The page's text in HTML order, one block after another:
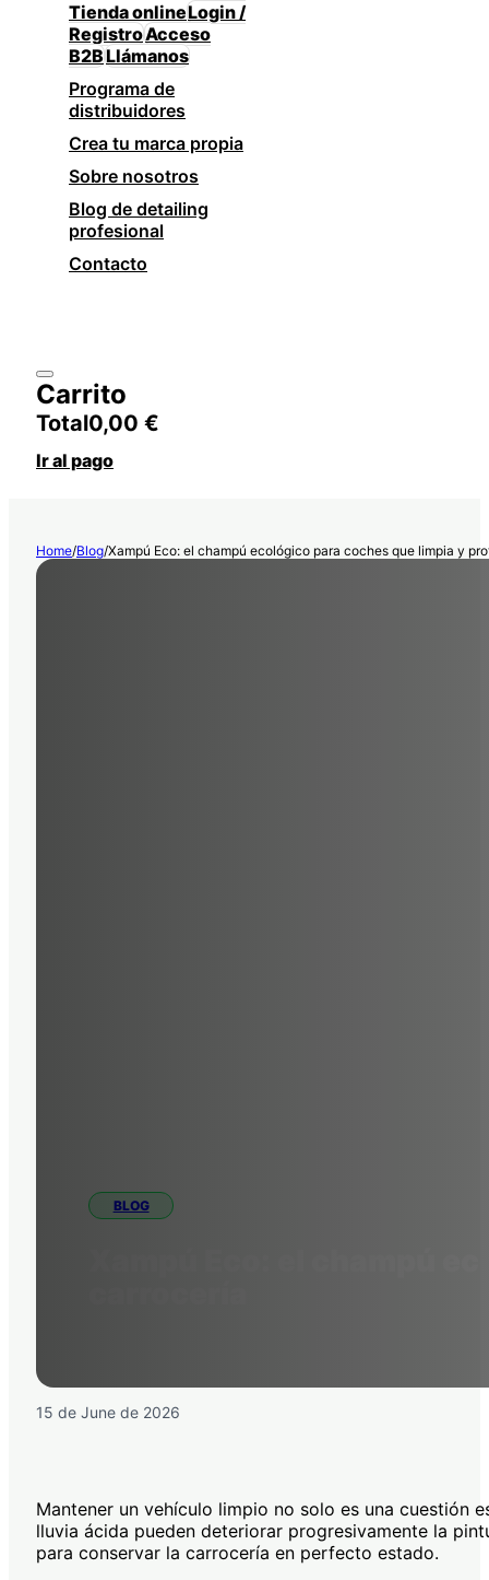
Tienda onlineLogin /
RegistroAcceso
B2BLlámanos
Programa de
distribuidores
Crea tu marca propia
Sobre nosotros
Blog de detailing
profesional
Contacto
Carrito
Total0,00 €
Ir al pago
Home/Blog/Xampú Eco: el champú ecológico para coches que limpia y
BLOG
15 de June de 2026
Mantener un vehículo limpio no solo es una cuestión
lluvia ácida pueden deteriorar progresivamente la
para conservar la carrocería en perfecto estado.